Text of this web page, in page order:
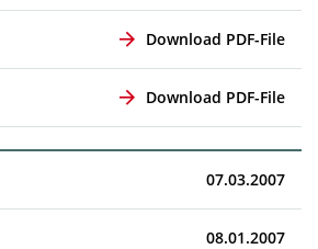
Download PDF-File
Download PDF-File
07.03.2007
08.01.2007